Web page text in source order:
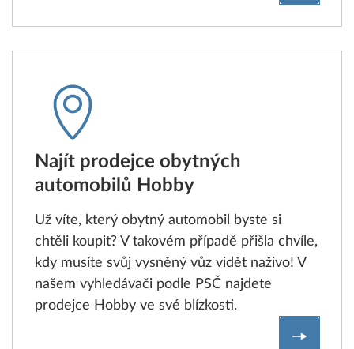
Najít prodejce obytných
automobilů Hobby
Už víte, který obytný automobil byste si
chtěli koupit? V takovém případě přišla chvíle,
kdy musíte svůj vysněný vůz vidět naživo! V
našem vyhledávači podle PSČ najdete
prodejce Hobby ve své blízkosti.
Najít